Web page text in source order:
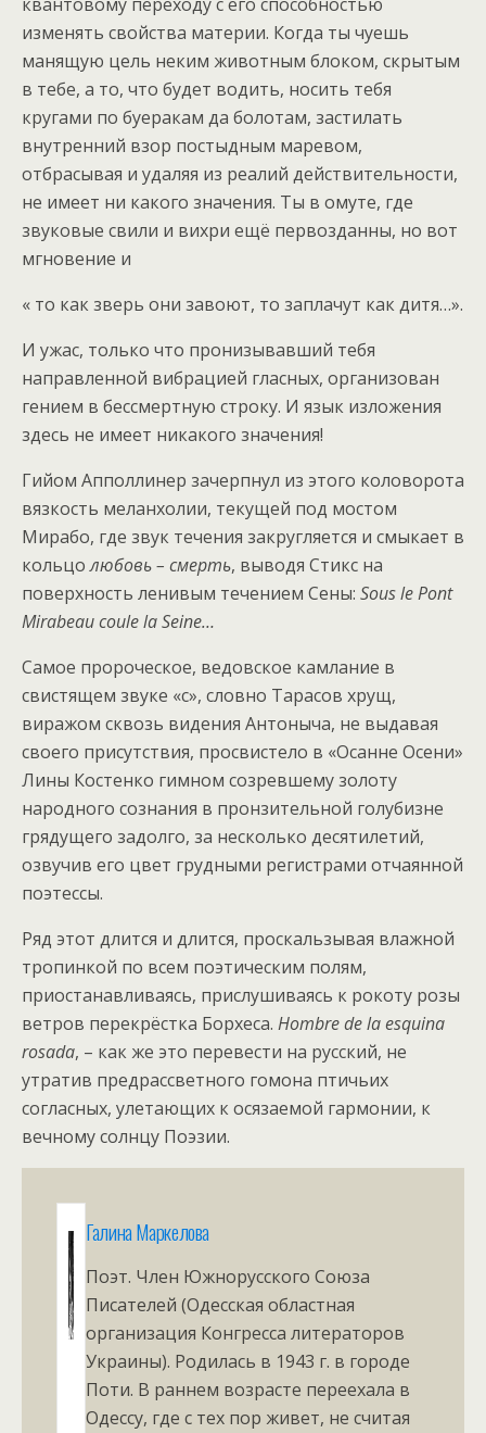
изменять свойства материи. Когда ты чуешь
манящую цель неким животным блоком, скрытым
в тебе, а то, что будет водить, носить тебя
кругами по буеракам да болотам, застилать
внутренний взор постыдным маревом,
отбрасывая и удаляя из реалий действительности,
не имеет ни какого значения. Ты в омуте, где
звуковые свили и вихри ещё первозданны, но вот
мгновение и
« то как зверь они завоют, то заплачут как дитя…».
И ужас, только что пронизывавший тебя
направленной вибрацией гласных, организован
гением в бессмертную строку. И язык изложения
здесь не имеет никакого значения!
Гийом Апполлинер зачерпнул из этого коловорота
вязкость меланхолии, текущей под мостом
Мирабо, где звук течения закругляется и смыкает в
кольцолюбовь – смерть, выводя Стикс на
поверхность ленивым течением Сены: SouslePont
MirabeaucoulelaSeine…
Самое пророческое, ведовское камлание в
свистящем звуке «с», словно Тарасов хрущ,
виражом сквозь видения Антоныча, не выдавая
своего присутствия, просвистело в «Осанне Осени»
Лины Костенко гимном созревшему золоту
народного сознания в пронзительной голубизне
грядущего задолго, за несколько десятилетий,
озвучив его цвет грудными регистрами отчаянной
поэтессы.
Ряд этот длится и длится, проскальзывая влажной
тропинкой по всем поэтическим полям,
приостанавливаясь, прислушиваясь к рокоту розы
ветров перекрёстка Борхеса. Нombredelaesquina
rosada, – как же это перевести на русский, не
утратив предрассветного гомона птичьих
согласных, улетающих к осязаемой гармонии, к
вечному солнцу Поэзии.
Галина Маркелова
Поэт. Член Южнорусского Союза
Писателей (Одесская областная
организация Конгресса литераторов
Украины). Родилась в 1943 г. в городе
Поти. В раннем возрасте переехала в
Одессу, где с тех пор живет, не считая